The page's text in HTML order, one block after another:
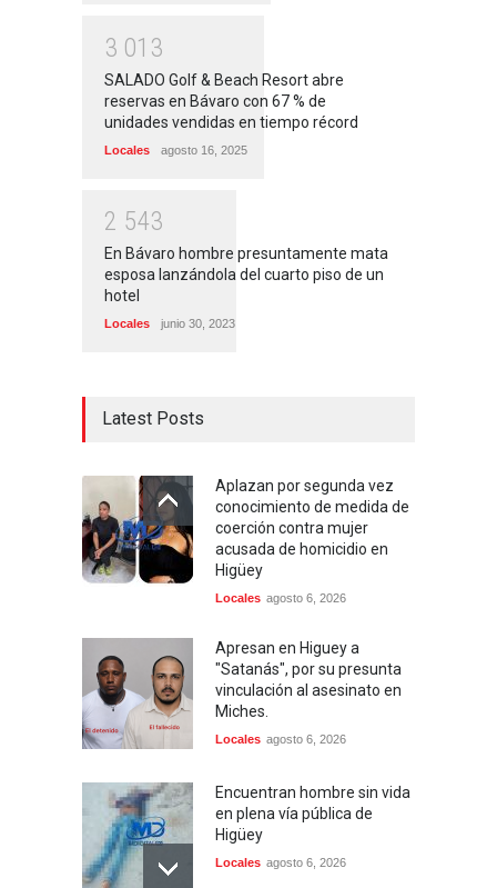
3 01 3
SALADO Golf & Beach Resort abre
reservas en Bávaro con 67 % de
unidades vendidas en tiempo récord
Locales agosto 16, 2025
2 543
En Bávaro hombre presuntamente mata
esposa lanzándola del cuarto piso de un
hotel
Locales junio 30, 2023
Latest Posts
Aplazan por segunda vez
conocimiento de medida de
coerción contra mujer
acusada de homicidio en
Higüey
Locales agosto 6, 2026
Apresan en Higuey a
"Satanás", por su presunta
vinculación al asesinato en
Miches.
Locales agosto 6, 2026
Encuentran hombre sin vida
en plena vía pública de
Higüey
Locales agosto 6, 2026